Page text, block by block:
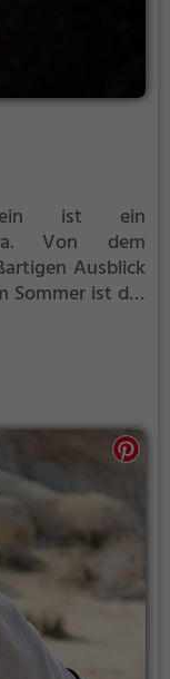
ist ein
Von dem
Ausblick
Sommer ist der
oder zum
sonnigen